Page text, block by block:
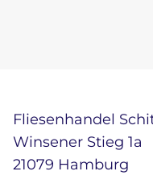
Fliesenhandel
Winsener Stieg 1a
21079 Hamburg